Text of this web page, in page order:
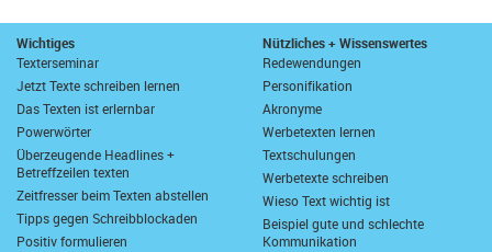
Wichtiges
Texterseminar
Jetzt Texte schreiben lernen
Das Texten ist erlernbar
Powerwörter
Überzeugende Headlines +
Betreffzeilen texten
Zeitfresser beim Texten abstellen
Tipps gegen Schreibblockaden
Positiv formulieren
Nützliches + Wissenswertes
Redewendungen
Personifikation
Akronyme
Werbetexten lernen
Textschulungen
Werbetexte schreiben
Wieso Text wichtig ist
Beispiel gute und schlechte
Kommunikation